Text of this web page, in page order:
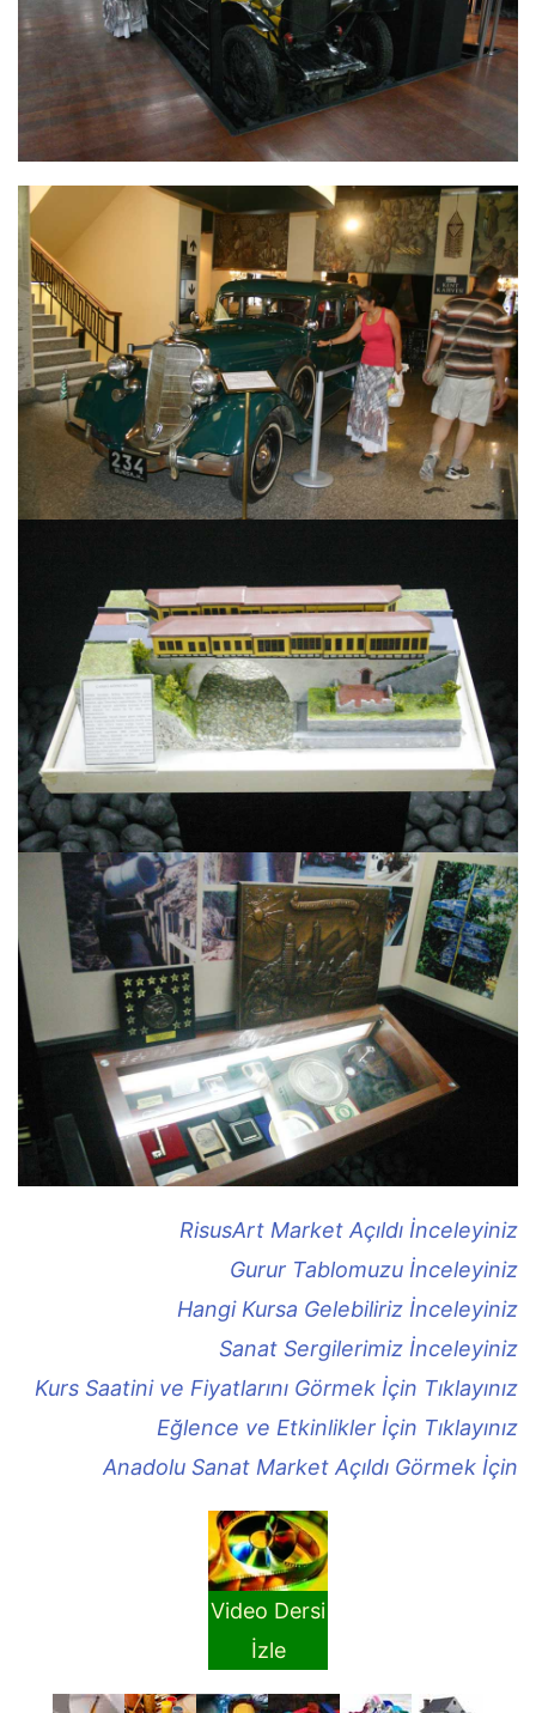
RisusArt Market Açıldı İnceleyiniz
Gurur Tablomuzu İnceleyiniz
Hangi Kursa Gelebiliriz İnceleyiniz
Sanat Sergilerimiz İnceleyiniz
Kurs Saatini ve Fiyatlarını Görmek İçin Tıklayınız
Eğlence ve Etkinlikler İçin Tıklayınız
Anadolu Sanat Market Açıldı Görmek İçin
Video Dersi
İzle